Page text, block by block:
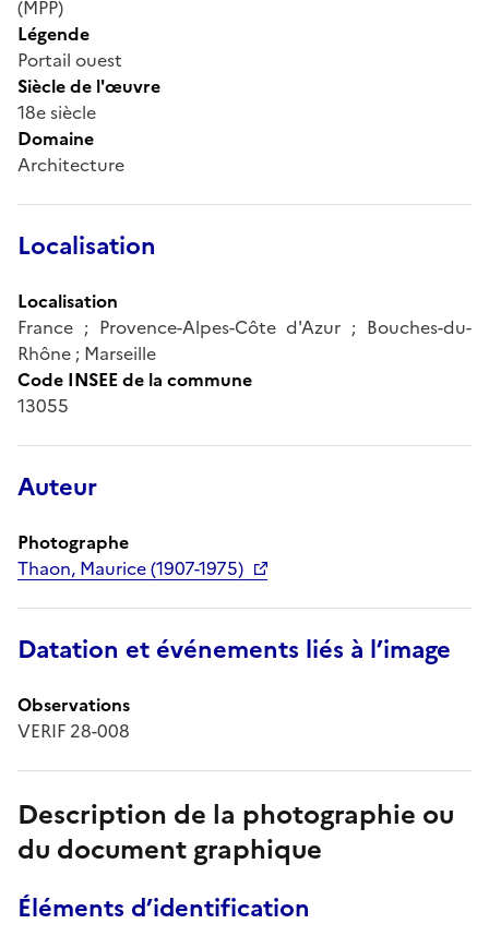
(MPP)
Légende
Portail ouest
Siècle de l'œuvre
18e siècle
Domaine
Architecture
Localisation
Localisation
France ; Provence-Alpes-Côte d'Azur ; Bouches-du-
Rhône ; Marseille
Code INSEE de la commune
13055
Auteur
Photographe
Thaon, Maurice (1907-1975)
Datation et événements liés à l’image
Observations
VERIF 28-008
Description de la photographie ou
du document graphique
Éléments d’identification